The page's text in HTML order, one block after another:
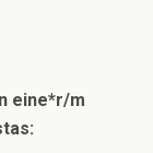
eine*r/m